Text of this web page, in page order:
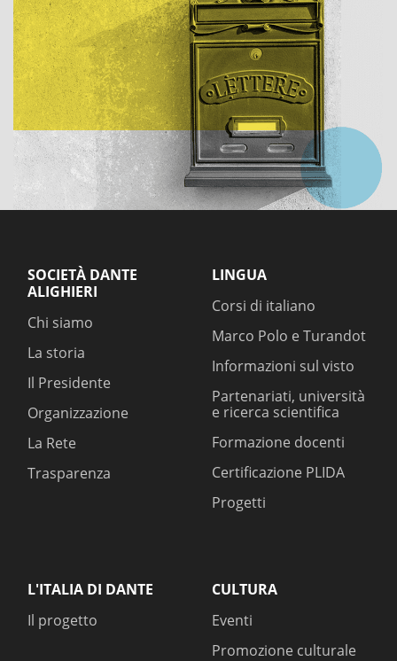
SOCIETÀ DANTE
ALIGHIERI
Chi siamo
La storia
Il Presidente
Organizzazione
La Rete
Trasparenza
LINGUA
Corsi di italiano
Marco Polo e Turandot
Informazioni sul visto
Partenariati, università
e ricerca scientifica
Formazione docenti
Certificazione PLIDA
Progetti
L'ITALIA DI DANTE
Il progetto
CULTURA
Eventi
Promozione culturale